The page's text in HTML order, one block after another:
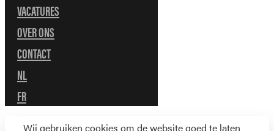
VACATURES
OVER ONS
CONTACT
NL
FR
Wij gebruiken cookies om de website goed te laten